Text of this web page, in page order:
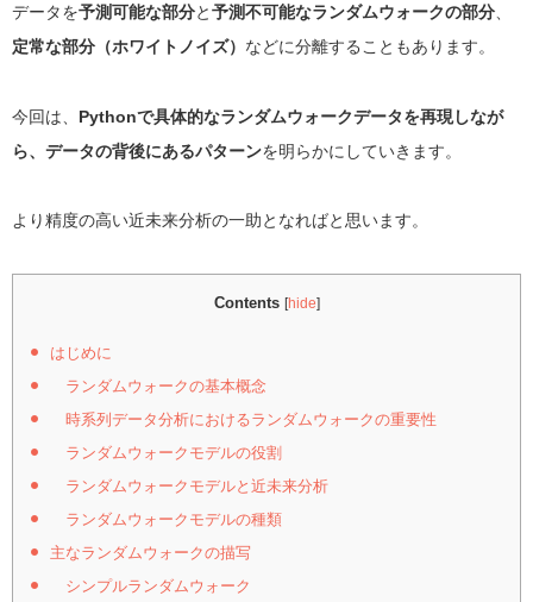
データを予測可能な部分と予測不可能なランダムウォークの部分
定常な部分（ホワイトノイズ） などに分離することもあります。
今回は、 Pythonで具体的なランダムウォークデータを再現しなが
ら、データの背後にあるパターンを明らかにしていきます。
より精度の高い近未来分析の一助となればと思います。
Contents [hide]
はじめに
ランダムウォークの基本概念
時系列データ分析におけるランダムウォークの重要性
ランダムウォークモデルの役割
ランダムウォークモデルと近未来分析
ランダムウォークモデルの種類
主なランダムウォークの描写
シンプルランダムウォーク